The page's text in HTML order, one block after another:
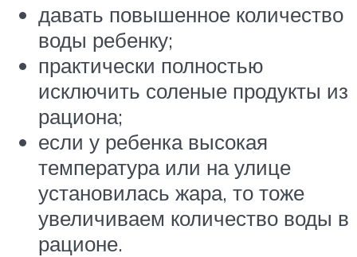
давать повышенное количество
воды ребенку;
практически полностью
исключить соленые продукты из
рациона;
если у ребенка высокая
температура или на улице
установилась жара, то тоже
увеличиваем количество воды в
рационе.